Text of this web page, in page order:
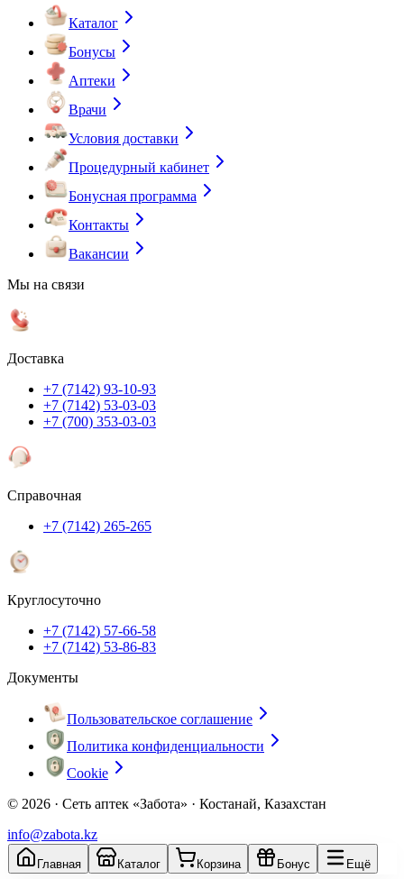
Каталог
Бонусы
Аптеки
Врачи
Условия доставки
Процедурный кабинет
Бонусная программа
Контакты
Вакансии
Мы на связи
Доставка
+7 (7142) 93-10-93
+7 (7142) 53-03-03
+7 (700) 353-03-03
Справочная
+7 (7142) 265-265
Круглосуточно
+7 (7142) 57-66-58
+7 (7142) 53-86-83
Документы
Пользовательское соглашение
Политика конфиденциальности
Cookie
© 2026 · Сеть аптек «Забота» · Костанай, Казахстан
info@zabota.kz
Главная Каталог Корзина Бонус Ещё